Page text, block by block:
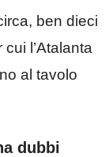
ben dieci
l’Atalanta
al tavolo
dubbi